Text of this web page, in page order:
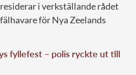
i verkställande rådet
för Nya Zeelands
fyllefest – polis ryckte ut till